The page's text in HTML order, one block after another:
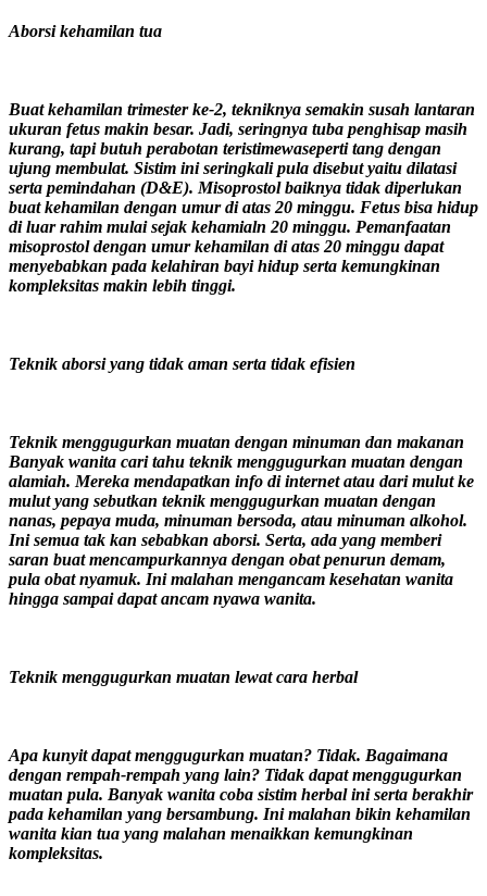
Aborsi kehamilan tua
Buat kehamilan trimester ke-2, tekniknya semakin susah lantaran
ukuran fetus makin besar. Jadi, seringnya tuba penghisap masih
kurang, tapi butuh perabotan teristimewaseperti tang dengan
ujung membulat. Sistim ini seringkali pula disebut yaitu dilatasi
serta pemindahan (D&E). Misoprostol baiknya tidak diperlukan
buat kehamilan dengan umur di atas 20 minggu. Fetus bisa hidup
di luar rahim mulai sejak kehamialn 20 minggu. Pemanfaatan
misoprostol dengan umur kehamilan di atas 20 minggu dapat
menyebabkan pada kelahiran bayi hidup serta kemungkinan
kompleksitas makin lebih tinggi.
Teknik aborsi yang tidak aman serta tidak efisien
Teknik menggugurkan muatan dengan minuman dan makanan
Banyak wanita cari tahu teknik menggugurkan muatan dengan
alamiah. Mereka mendapatkan info di internet atau dari mulut ke
mulut yang sebutkan teknik menggugurkan muatan dengan
nanas, pepaya muda, minuman bersoda, atau minuman alkohol.
Ini semua tak kan sebabkan aborsi. Serta, ada yang memberi
saran buat mencampurkannya dengan obat penurun demam,
pula obat nyamuk. Ini malahan mengancam kesehatan wanita
hingga sampai dapat ancam nyawa wanita.
Teknik menggugurkan muatan lewat cara herbal
Apa kunyit dapat menggugurkan muatan? Tidak. Bagaimana
dengan rempah-rempah yang lain? Tidak dapat menggugurkan
muatan pula. Banyak wanita coba sistim herbal ini serta berakhir
pada kehamilan yang bersambung. Ini malahan bikin kehamilan
wanita kian tua yang malahan menaikkan kemungkinan
kompleksitas.